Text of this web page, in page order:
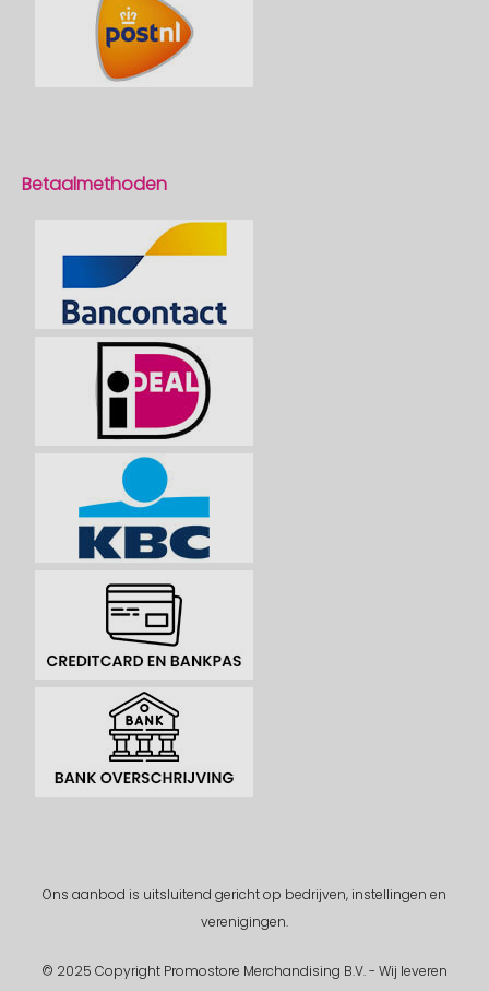
Betaalmethoden
Ons aanbod is uitsluitend gericht op bedrijven, instellingen en
verenigingen.
© 2025 Copyright Promostore Merchandising B.V. - Wij leveren